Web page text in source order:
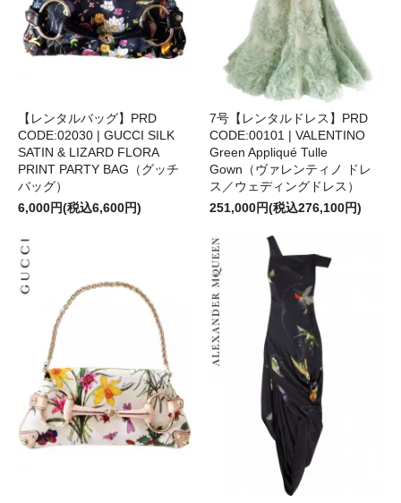
【レンタルバッグ】PRD
CODE:02030 | GUCCI SILK
SATIN & LIZARD FLORA
PRINT PARTY BAG（グッチ
バッグ）
6,000円(税込6,600円)
7号【レンタルドレス】PRD
CODE:00101 | VALENTINO
Green Appliqué Tulle
Gown（ヴァレンティノ ドレ
ス／ウェディングドレス）
251,000円(税込276,100円)